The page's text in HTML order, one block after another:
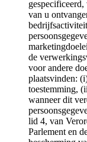
van u
de
voor andere
plaatsvinden:
toestemming,
wanneer dit
lid 4, van
Parlement en